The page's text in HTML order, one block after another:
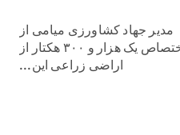
مدیر جهاد کشاورزی میامی از
اختصاص یک هزار و ۳۰۰ هکتار از
اراضی زراعی این...